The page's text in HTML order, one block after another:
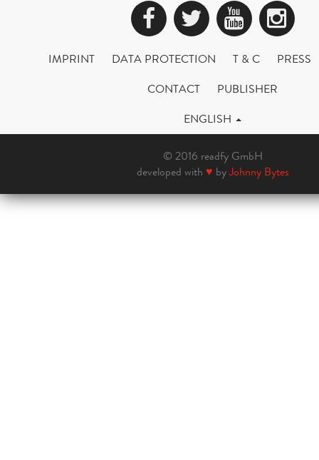
Facebook
Twitter
IMPRINT DATA PROTECTION T & C
PRESS
CONTACT
PUBLISHER
ENGLISH
© 2016 readfy GmbH
developed with ♥ byJohnny Bytes